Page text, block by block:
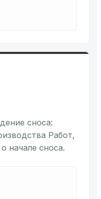
сноса:
Работ,
начале сноса.